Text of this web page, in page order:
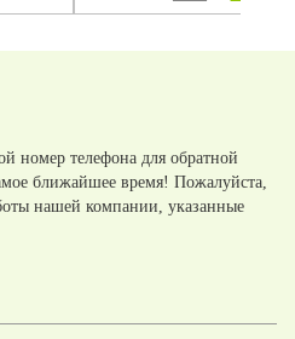
номер телефона для обратной
ближайшее время! Пожалуйста,
нашей компании, указанные